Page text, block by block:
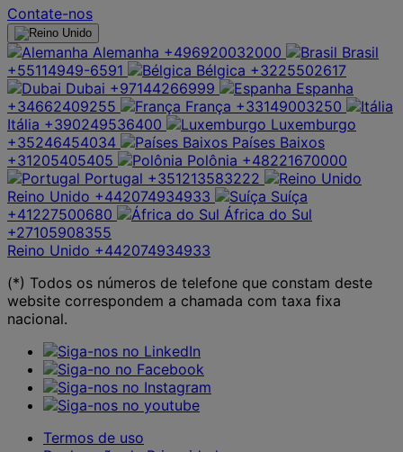
Contate-nos
Alemanha +496920032000
Brasil
+55114949-6591
Bélgica +3225502617
Dubai +97144266999
Espanha
+34662409255
França +33149003250
Itália +390249536400
Luxemburgo
+35246454034
Países Baixos
+31205405405
Polônia +48221670000
Portugal +351213583222
Reino Unido +442074934933
Suíça
+41227500680
África do Sul
+27105908355
Reino Unido +442074934933
(*) Todos os números de telefone que constam deste
website correspondem a chamada com taxa fixa
nacional.
Termos de uso